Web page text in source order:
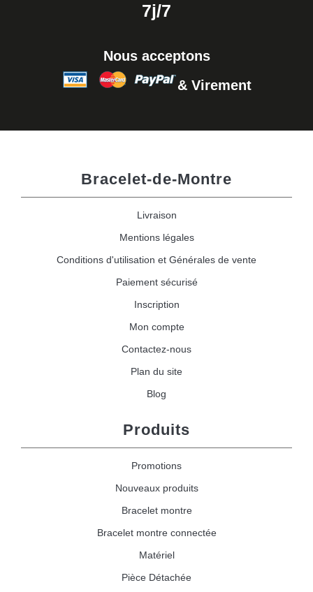
7j/7
Nous acceptons
& Virement
Bracelet-de-Montre
Livraison
Mentions légales
Conditions d'utilisation et Générales de vente
Paiement sécurisé
Inscription
Mon compte
Contactez-nous
Plan du site
Blog
Produits
Promotions
Nouveaux produits
Bracelet montre
Bracelet montre connectée
Matériel
Pièce Détachée